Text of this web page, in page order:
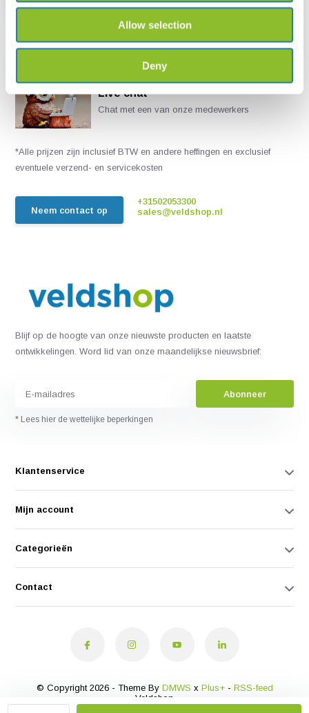
Allow selection
Deny
Live chat
Chat met een van onze medewerkers
*Alle prijzen zijn inclusief BTW en andere heffingen en exclusief
eventuele verzend- en servicekosten
Neem contact op
+31502053300
sales@veldshop.nl
Blijf op de hoogte van onze nieuwste producten en laatste
ontwikkelingen. Word lid van onze maandelijkse nieuwsbrief:
Abonneer
* Lees hier de wettelijke beperkingen
Klantenservice
Mijn account
Categorieën
Contact
© Copyright 2026 - Theme By DMWS x Plus+- RSS-feed
Veldshop